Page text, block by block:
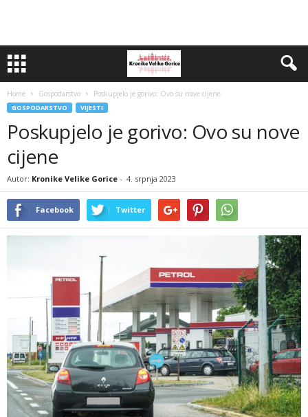
Home Gospodarstvo Poskupjelo je gorivo: Ovo su nove cijene
GOSPODARSTVO VIJESTI
Poskupjelo je gorivo: Ovo su nove
cijene
Autor: Kronike Velike Gorice - 4. srpnja 2023
Facebook Twitter